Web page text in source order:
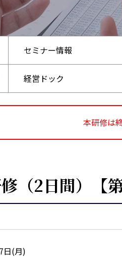
セミナー情報
経営ドック
本研修は
（2日間）【第
日(月)